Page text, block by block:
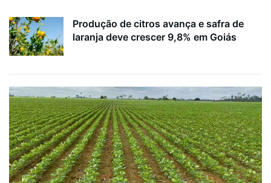
Produção de citros avança e safra de
laranja deve crescer 9,8% em Goiás